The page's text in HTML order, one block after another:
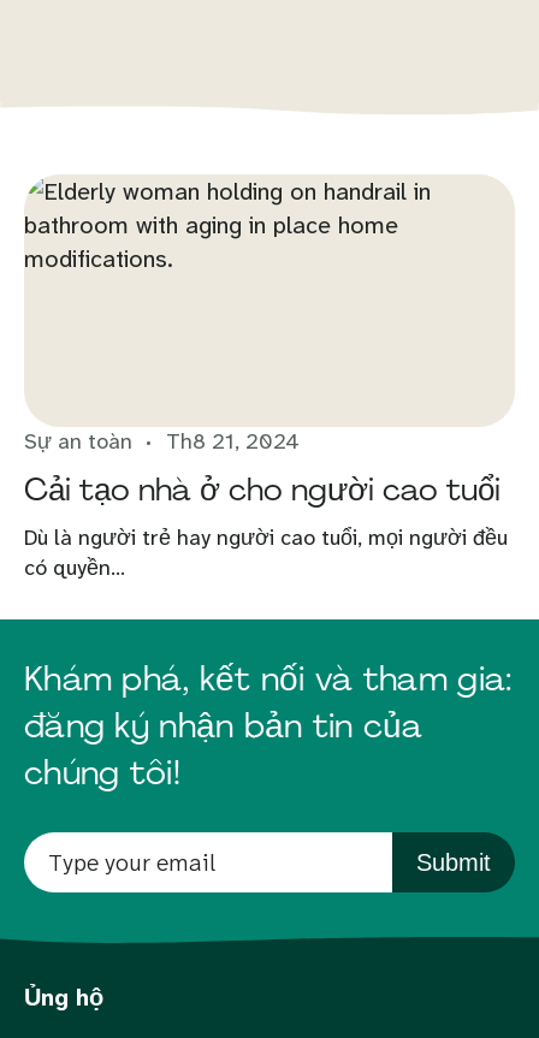
Sự an toàn Th8 21, 2024
Cải tạo nhà ở cho người cao tuổi
Dù là người trẻ hay người cao tuổi, mọi người đều
có quyền...
Khám phá, kết nối và tham gia:
đăng ký nhận bản tin của
chúng tôi!
Submit
Ủng hộ